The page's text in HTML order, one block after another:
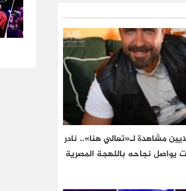
مشاهدة لـ«تعالي هنا».. نادر
يواصل نجاحه باللهجة المصرية